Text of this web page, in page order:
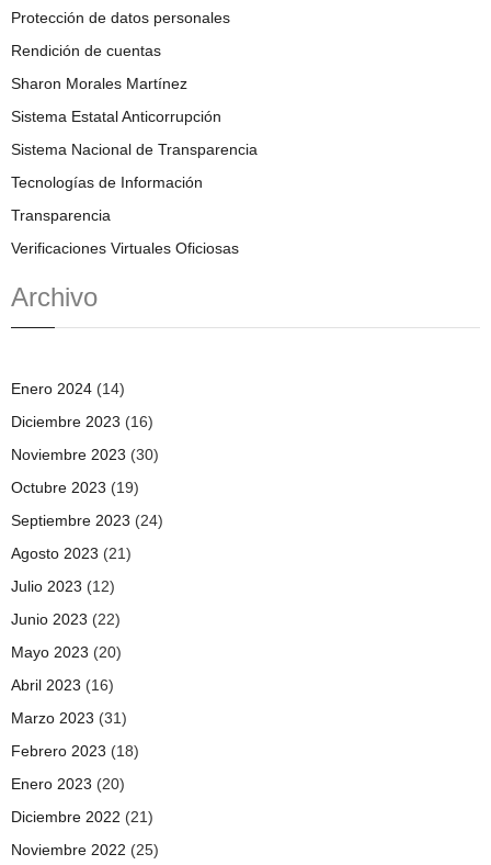
Protección de datos personales
Rendición de cuentas
Sharon Morales Martínez
Sistema Estatal Anticorrupción
Sistema Nacional de Transparencia
Tecnologías de Información
Transparencia
Verificaciones Virtuales Oficiosas
Archivo
Enero 2024 (14)
Diciembre 2023 (16)
Noviembre 2023 (30)
Octubre 2023 (19)
Septiembre 2023 (24)
Agosto 2023 (21)
Julio 2023 (12)
Junio 2023 (22)
Mayo 2023 (20)
Abril 2023 (16)
Marzo 2023 (31)
Febrero 2023 (18)
Enero 2023 (20)
Diciembre 2022 (21)
Noviembre 2022 (25)